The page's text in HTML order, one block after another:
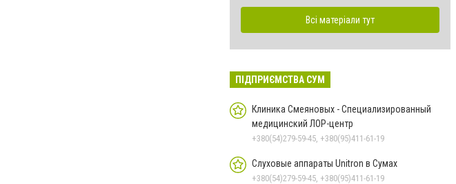
Всі матеріали тут
ПІДПРИЄМСТВА СУМ
Клиника Смеяновых - Специализированный
медицинский ЛОР-центр
+380(54)279-59-45, +380(95)411-61-19
Слуховые аппараты Unitron в Сумах
+380(54)279-59-45, +380(95)411-61-19